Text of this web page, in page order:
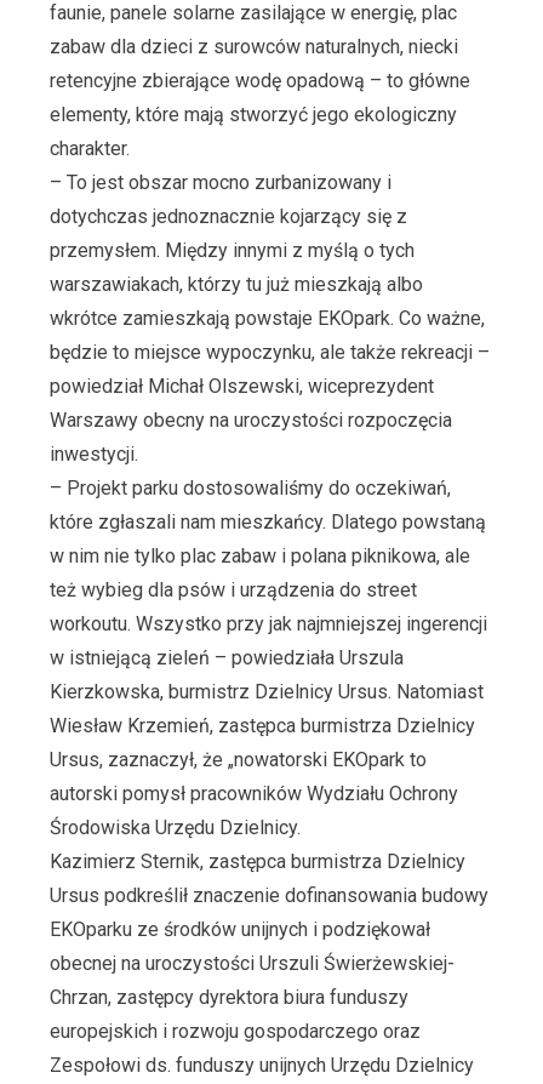
faunie, panele solarne zasilające w energię, plac
zabaw dla dzieci z surowców naturalnych, niecki
retencyjne zbierające wodę opadową – to główne
elementy, które mają stworzyć jego ekologiczny
charakter.
– To jest obszar mocno zurbanizowany i
dotychczas jednoznacznie kojarzący się z
przemysłem. Między innymi z myślą o tych
warszawiakach, którzy tu już mieszkają albo
wkrótce zamieszkają powstaje EKOpark. Co ważne,
będzie to miejsce wypoczynku, ale także rekreacji –
powiedział Michał Olszewski, wiceprezydent
Warszawy obecny na uroczystości rozpoczęcia
inwestycji.
– Projekt parku dostosowaliśmy do oczekiwań,
które zgłaszali nam mieszkańcy. Dlatego powstaną
w nim nie tylko plac zabaw i polana piknikowa, ale
też wybieg dla psów i urządzenia do street
workoutu. Wszystko przy jak najmniejszej ingerencji
w istniejącą zieleń – powiedziała Urszula
Kierzkowska, burmistrz Dzielnicy Ursus. Natomiast
Wiesław Krzemień, zastępca burmistrza Dzielnicy
Ursus, zaznaczył, że „nowatorski EKOpark to
autorski pomysł pracowników Wydziału Ochrony
Środowiska Urzędu Dzielnicy.
Kazimierz Sternik, zastępca burmistrza Dzielnicy
Ursus podkreślił znaczenie dofinansowania budowy
EKOparku ze środków unijnych i podziękował
obecnej na uroczystości Urszuli Świerżewskiej-
Chrzan, zastępcy dyrektora biura funduszy
europejskich i rozwoju gospodarczego oraz
Zespołowi ds. funduszy unijnych Urzędu Dzielnicy